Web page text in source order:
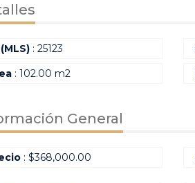
: 25123
: 102.00 m2
General
: $368,000.00